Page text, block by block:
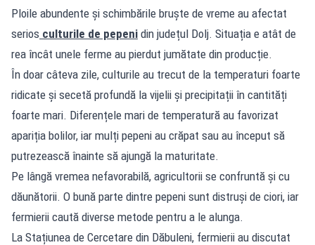
Ploile abundente și schimbările bruște de vreme au afectat
serios culturile de pepeni din județul Dolj. Situația e atât de
rea încât unele ferme au pierdut jumătate din producție.
În doar câteva zile, culturile au trecut de la temperaturi foarte
ridicate și secetă profundă la vijelii și precipitații în cantități
foarte mari. Diferențele mari de temperatură au favorizat
apariția bolilor, iar mulți pepeni au crăpat sau au început să
putrezească înainte să ajungă la maturitate.
Pe lângă vremea nefavorabilă, agricultorii se confruntă și cu
dăunătorii. O bună parte dintre pepeni sunt distruși de ciori, iar
fermierii caută diverse metode pentru a le alunga.
La Stațiunea de Cercetare din Dăbuleni, fermierii au discutat